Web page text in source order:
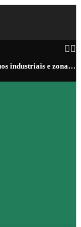
Incêndio atinge resíduos industriais e zona de mato junto à A25 em Mangualde